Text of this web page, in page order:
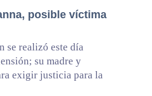
posible víctima
se realizó este día
su madre y
exigir justicia para la